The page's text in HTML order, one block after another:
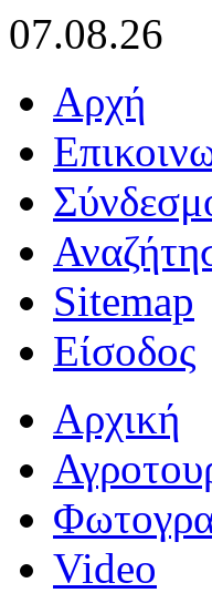
07.08.26
Αρχή
Sitemap
Είσοδος
Αρχική
Video